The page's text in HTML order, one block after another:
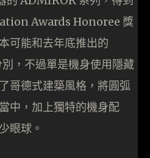
Awards Honoree 獎
可能和去年底推出的
，不過單是機身使用隱藏
哥德式建築風格，將圓弧
中，加上獨特的機身配
眼球。